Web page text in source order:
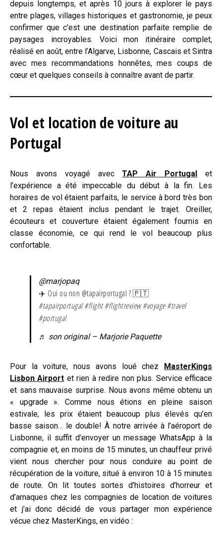
depuis longtemps, et après 10 jours à explorer le pays
entre plages, villages historiques et gastronomie, je peux
confirmer que c’est une destination parfaite remplie de
paysages incroyables. Voici mon itinéraire complet,
réalisé en août, entre l’Algarve, Lisbonne, Cascais et Sintra
avec mes recommandations honnêtes, mes coups de
cœur et quelques conseils à connaître avant de partir.
Vol et location de voiture au
Portugal
Nous avons voyagé avecTAP Air Portugal
et
l’expérience a été impeccable du début à la fin. Les
horaires de vol étaient parfaits, le service à bord très bon
et 2 repas étaient inclus pendant le trajet. Oreiller,
écouteurs et couverture étaient également fournis en
classe économie, ce qui rend le vol beaucoup plus
confortable.
@marjopaq
✈️ Oui ou non @tapairportugal ? 🇵🇹
#tapairportugal #flight #flightreview #voyage #travel
#portugal
♬ son original – Marjorie Paquette
Pour la voiture, nous avons loué chez MasterKings
Lisbon Airport et rien à redire non plus. Service efficace
et sans mauvaise surprise. Nous avons même obtenu un
« upgrade ». Comme nous étions en pleine saison
estivale, les prix étaient beaucoup plus élevés qu’en
basse saison… le double! À notre arrivée à l’aéroport de
Lisbonne, il suffit d’envoyer un message WhatsApp à la
compagnie et, en moins de 15 minutes, un chauffeur privé
vient nous chercher pour nous conduire au point de
récupération de la voiture, situé à environ 10 à 15 minutes
de route. On lit toutes sortes d’histoires d’horreur et
d’arnaques chez les compagnies de location de voitures
et j’ai donc décidé de vous partager mon expérience
vécue chez MasterKings, en vidéo :